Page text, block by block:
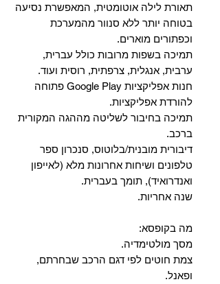
תאורת לילה אוטומטית, המאפשרת נסיעה
בטוחה יותר ללא סנוור מהמערכת
וכפתורים מוארים.
תמיכה בשפות מרובות כולל עברית,
ערבית, אנגלית, צרפתית, רוסית ועוד.
‏חנות אפליקציות Google Play פתוחה
להורדת אפליקציות.
‏תמיכה בחיבור לשליטה מההגה המקורית
ברכב.
‏דיבורית מובנית/בלוטוס, ‏סנכרון ספר
טלפונים ושיחות אחרונות מלא (לאייפון
ואנדרואיד), תומך בעברית.
שנה אחריות.
מה בקופסא:
מסך מולטימדיה.
צמת חוטים לפי דגם הרכב שבחרתם,
ופאנל.